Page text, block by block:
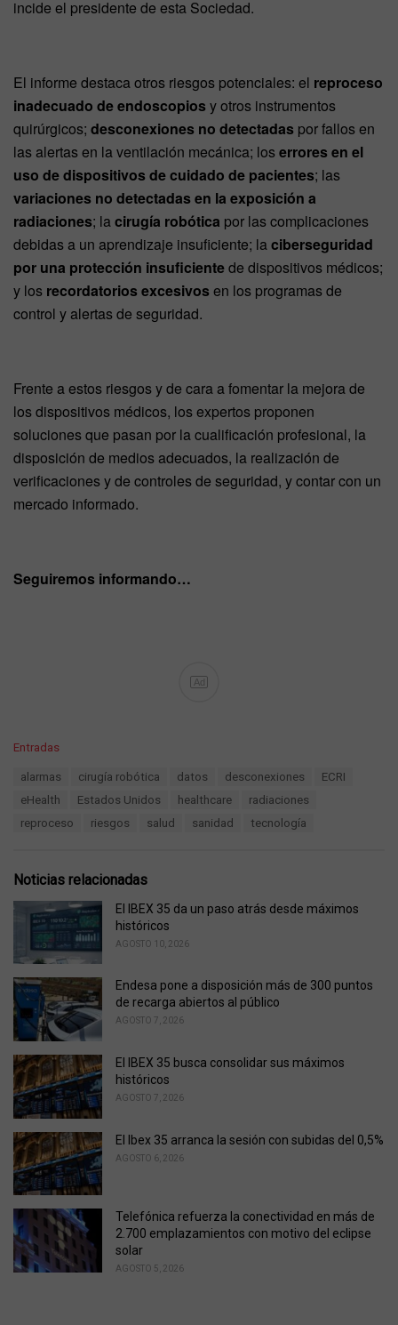
incide el presidente de esta Sociedad.
El informe destaca otros riesgos potenciales: el reproceso
inadecuado de endoscopios y otros instrumentos
quirúrgicos; desconexiones no detectadas por fallos en
las alertas en la ventilación mecánica; loserrores en el
uso de dispositivos de cuidado de pacientes; las
variaciones no detectadas en la exposición a
radiaciones; lacirugía robótica por las complicaciones
debidas a un aprendizaje insuficiente; laciberseguridad
por una protección insuficientede dispositivos médicos;
y los recordatorios excesivos en los programas de
control y alertas de seguridad.
Frente a estos riesgos y de cara a fomentar la mejora de
los dispositivos médicos, los expertos proponen
soluciones que pasan por la cualificación profesional, la
disposición de medios adecuados, la realización de
verificaciones y de controles de seguridad, y contar con un
mercado informado.
Seguiremos informando…
Ad
C
e
:
Entradas
alarmas cirugía robótica datos desconexiones
ECRI
eHealth
Estados Unidos healthcare
radiaciones
reproceso
riesgos salud sanidad tecnología
Noticias relacionadas
El IBEX 35 da un paso atrás desde máximos
históricos
AGOSTO 10, 2026
Endesa pone a disposición más de 300 puntos
de recarga abiertos al público
AGOSTO 7, 2026
El IBEX 35 busca consolidar sus máximos
históricos
AGOSTO 7, 2026
El Ibex 35 arranca la sesión con subidas del 0,5%
AGOSTO 6, 2026
Telefónica refuerza la conectividad en más de
2.700 emplazamientos con motivo del eclipse
solar
AGOSTO 5, 2026